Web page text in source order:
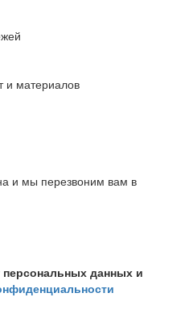
и материалов
и мы перезвоним вам в
данных и